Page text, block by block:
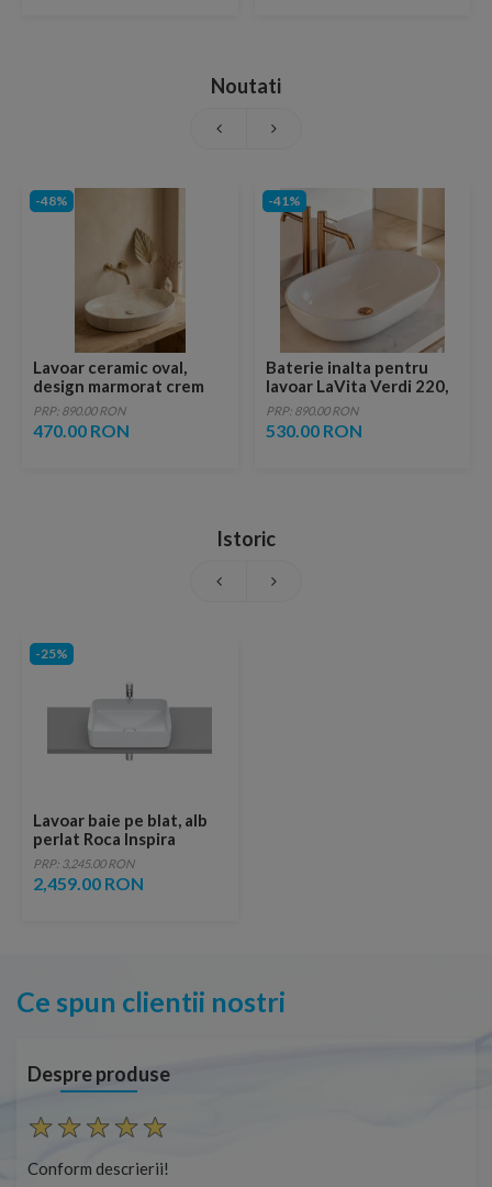
Noutati
-48%
Lavoar ceramic oval,
design marmorat crem
lucios cu vene aurii,
ventil inclus
PRP: 890.00 RON
470.00 RON
-41%
Baterie inalta pentru
lavoar LaVita Verdi 220,
fara ventil, brushed
copper
PRP: 890.00 RON
530.00 RON
Istoric
-25%
Lavoar baie pe blat, alb
perlat Roca Inspira
Square 50x37 cm
PRP: 3,245.00 RON
2,459.00 RON
Ce spun clientii nostri
Despre produse
Conform descrierii!